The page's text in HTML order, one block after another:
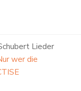
Lieder
wer die